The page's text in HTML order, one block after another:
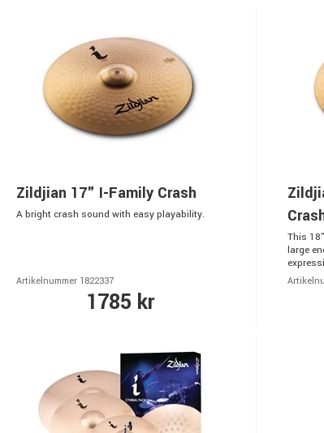
Zildjian 17" I-Family Crash
A bright crash sound with easy playability.
Artikelnummer 1822337
1785 kr
This
large